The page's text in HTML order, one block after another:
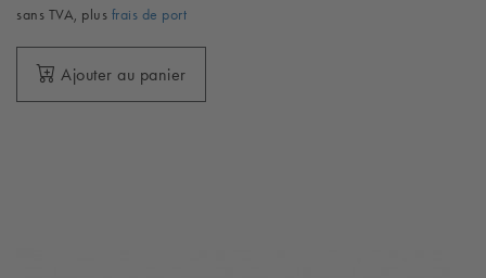
sans TVA, plus frais de port
Ajouter au panier